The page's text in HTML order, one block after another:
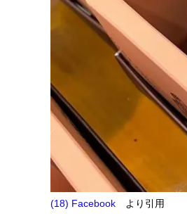
(18) Facebook より引用